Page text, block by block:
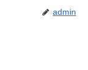
admin